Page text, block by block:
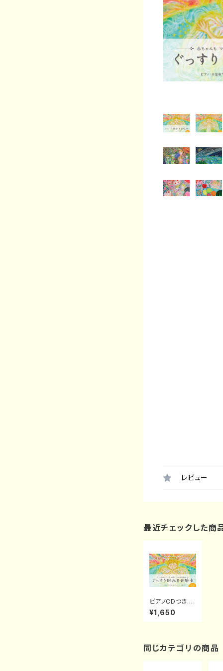
レビュー
最近チェックした商
ピアノCDつき絵
本「天使スリーピ
ーの世界子守歌
¥1,650
同じカテゴリの商品